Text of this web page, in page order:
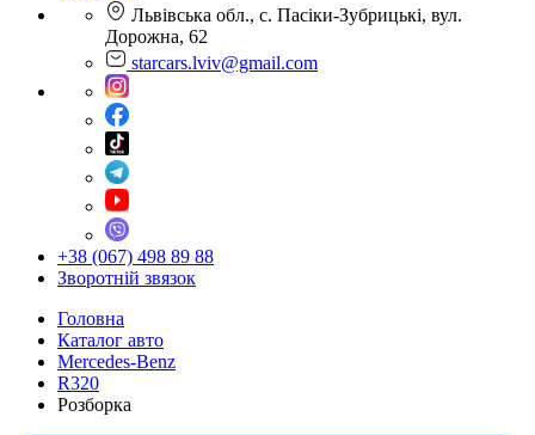
Львівська обл., с. Пасіки-Зубрицькі, вул.
Дорожна, 62
starcars.lviv@gmail.com
+38 (067) 498 89 88
Зворотній звязок
Головна
Каталог авто
Mercedes-Benz
R320
Розборка